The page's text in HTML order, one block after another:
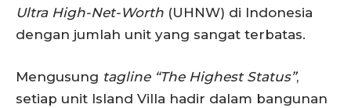
Ultra High-Net-Worth (UHNW) di Indonesia
dengan jumlah unit yang sangat terbatas.
Mengusung tagline “The Highest Status”,
setiap unit Island Villa hadir dalam bangunan